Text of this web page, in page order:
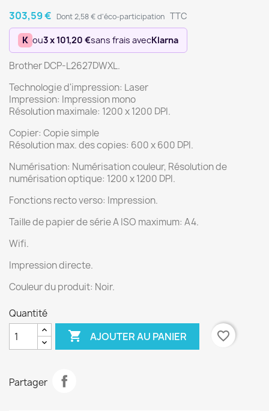
303,59 € Dont 2,58 € d'éco-participation TTC
K ou3 x 101,20 €sans frais avecKlarna
Brother DCP-L2627DWXL.
Technologie d'impression: Laser
Impression: Impression mono
Résolution maximale: 1200 x 1200 DPI.
Copier: Copie simple
Résolution max. des copies: 600 x 600 DPI.
Numérisation: Numérisation couleur, Résolution de
numérisation optique: 1200 x 1200 DPI.
Fonctions recto verso: Impression.
Taille de papier de série A ISO maximum: A4.
Wifi.
Impression directe.
Couleur du produit: Noir.
Quantité
 AJOUTER AU PANIER favorite_border
Partager